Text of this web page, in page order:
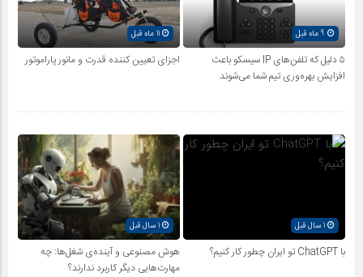
۵ دلیل که تلفن‌های IP سیسکو باعث
افزایش بهره‌وری تیم شما می‌شوند
اجزای تعیین کننده قدرت و مانور پاراموتور
1 سال قبل
با ChatGPT تو ایران چطور کار کنیم؟
هوش مصنوعی و آینده‌ی شغل‌ها: چه
مهارت‌هایی دیگر کاربرد ندارند؟